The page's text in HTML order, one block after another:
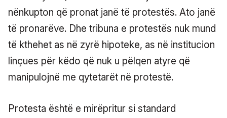
nënkupton që pronat janë të protestës. Ato janë
të pronarëve. Dhe tribuna e protestës nuk mund
të kthehet as në zyrë hipoteke, as në institucion
linçues për këdo që nuk u pëlqen atyre që
manipulojnë me qytetarët në protestë.
Protesta është e mirëpritur si standard